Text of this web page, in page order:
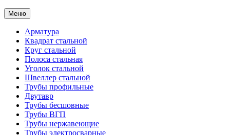
Меню
Арматура
Квадрат стальной
Круг стальной
Полоса стальная
Уголок стальной
Швеллер стальной
Трубы профильные
Двутавр
Трубы бесшовные
Трубы ВГП
Трубы нержавеющие
Трубы электросварные